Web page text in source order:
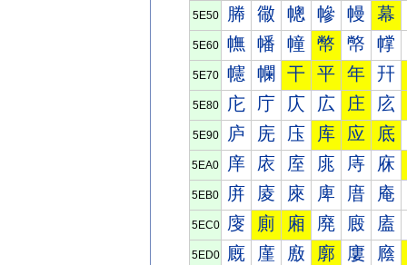
5E50 幐 幑 幒 幓 幔 幕
5E60 幠 幡 幢 幣 幤 幥
5E70 幰 幱 干 平 年 幵
5E80 庀 庁 庂 広 庄 庅
5E90 庐 庑 庒 库 应 底
5EA0 庠 庡 庢 庣 庤 庥
5EB0 庰 庱 庲 庳 庴 庵
5EC0 廀 廁 廂 廃 廄 廅
5ED0 廐 廑 廒 廓 廔 廕